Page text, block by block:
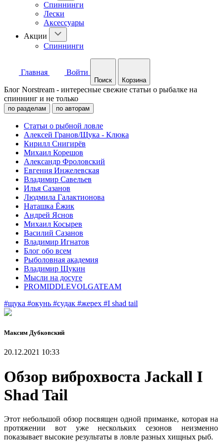
Спиннинги
Лески
Аксессуары
Акции
Спиннинги
Главная Войти
Поиск Корзина
Блог Norstream - интересные свежие статьи о рыбалке на
спиннинг и не только
по разделам по авторам
Статьи о рыбной ловле
Алексей Гранов/Щука - Клюка
Кирилл Снигирёв
Михаил Корешов
Александр Фроловский
Евгения Инжелевская
Владимир Савельев
Илья Сазанов
Людмила Галактионова
Наташка Ёжик
Андрей Яснов
Михаил Косырев
Василий Сазанов
Владимир Игнатов
Блог обо всем
Рыболовная академия
Владимир Щукин
Мысли на досуге
PROMIDDLEVOLGATEAM
#щука #окунь #судак #жерех #I shad tail
Максим Дубковский
20.12.2021 10:33
Обзор виброхвоста Jackall I
Shad Tail
Этот небольшой обзор посвящен одной приманке, которая на
протяжении вот уже нескольких сезонов неизменно
показывает высокие результаты в ловле разных хищных рыб.